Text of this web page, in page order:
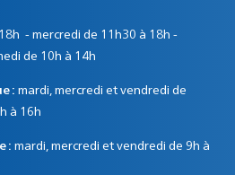
- mercredi de 11h30 à 18h -
de 10h à 14h
: mardi, mercredi et vendredi de
à 16h
: mardi, mercredi et vendredi de 9h à